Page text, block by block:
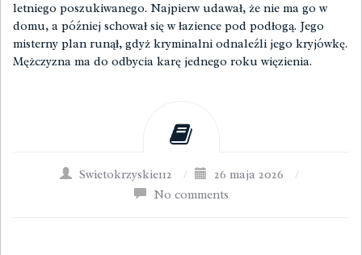
letniego poszukiwanego. Najpierw udawał, że nie ma go w
domu, a później schował się w łazience pod podłogą. Jego
misterny plan runął, gdyż kryminalni odnaleźli jego kryjówkę.
Mężczyzna ma do odbycia karę jednego roku więzienia.
Swietokrzyskie112 / 26 maja 2026
/
No comments